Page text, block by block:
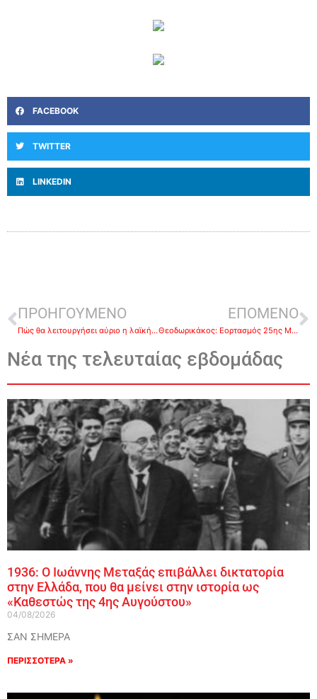
FACEBOOK
TWITTER
LINKEDIN
ΠΡΟΗΓΟΥΜΕΝΟ
Πώς θα λειτουργήσει αύριο η λαϊκή αγορά στο Ναύπλιο
ΕΠΟΜΕΝΟ
Θεοδωρικάκος: Εορτασμός 25ης Μαρτίου με σημαίες παντού
Νέα της τελευταίας εβδομάδας
1936: Ο Ιωάννης Μεταξάς επιβάλλει δικτατορία
στην Ελλάδα, που θα μείνει στην ιστορία ως
«Καθεστώς της 4ης Αυγούστου»
04/08/2026
ΣΑΝ ΣΗΜΕΡΑ
ΠΕΡΙΣΣΟΤΕΡΑ »